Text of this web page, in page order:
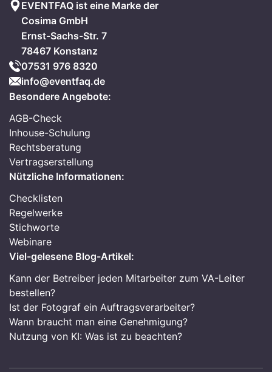
EVENTFAQ ist eine Marke der
Cosima GmbH
Ernst-Sachs-Str. 7
78467 Konstanz
07531 976 8320
info@eventfaq.de
Besondere Angebote:
AGB-Check
Inhouse-Schulung
Rechtsberatung
Vertragserstellung
Nützliche Informationen:
Checklisten
Regelwerke
Stichworte
Webinare
Viel-gelesene Blog-Artikel:
Kann der Betreiber jeden Mitarbeiter zum VA-Leiter
bestellen?
Ist der Fotograf ein Auftragsverarbeiter?
Wann braucht man eine Genehmigung?
Nutzung von KI: Was ist zu beachten?